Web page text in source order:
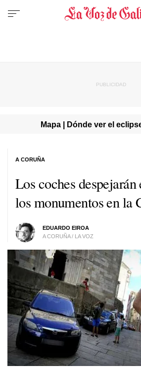
Mapa | Dónde ver el
Los coches
los monumentos en la
EDUARDO EIROA
A CORUÑA / LA VOZ
A CORUÑA